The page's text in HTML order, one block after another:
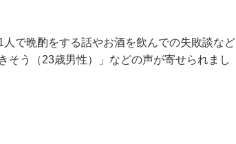
で晩酌をする話やお酒を飲んでの失敗談など
そう（23歳男性）」などの声が寄せられまし